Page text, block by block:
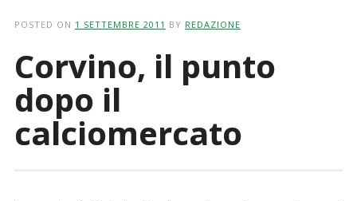
POSTED ON 1 SETTEMBRE 2011 BY REDAZIONE
Corvino, il punto
dopo il
calciomercato